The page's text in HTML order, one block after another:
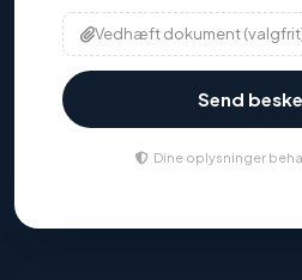
Vedhæft dokument
Send
Dine oplysninger